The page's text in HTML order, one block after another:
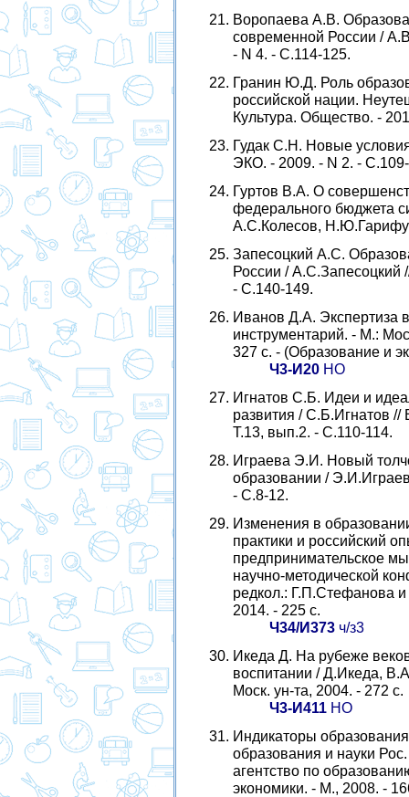
Воропаева А.В.
современной России /
- N 4. - С.114-125.
Гранин Ю.Д. Роль
российской нации.
Культура. Общество. -
Гудак С.Н. Новые
ЭКО. - 2009. - N 2. -
Гуртов В.А. О
федерального бюджета
А.С.Колесов,
Запесоцкий А.С.
России / А.С.Запесоцкий
- С.140-149.
Иванов Д.А. Экспертиза
инструментарий. - М.:
327 с. - (Образование и
Ч3-И20НО
Игнатов С.Б. Идеи и
развития / С.Б.Игнатов //
Т.13, вып.2. - С.110-114.
Играева Э.И. Новый
образовании /
- С.8-12.
Изменения в
практики и российский
предпринимательское
научно-методической
редкол.: Г.П.Стефанова и
2014. - 225 с.
Ч34/И373ч/з3
Икеда Д. На рубеже
воспитании / Д.Икеда,
Моск. ун-та, 2004. - 272 с.
Ч3-И411НО
Индикаторы
образования и науки
агентство по
экономики. - М., 2008. -